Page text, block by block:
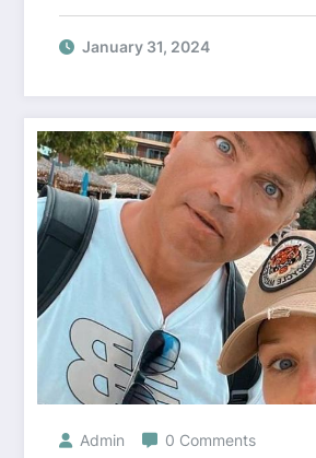
and is ready for a
confession. Nothing will
January 31, 2024
Admin 0 Comments